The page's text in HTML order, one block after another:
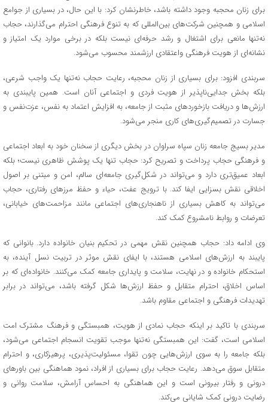
برای زنان محجبه وجود داشته باشد، خاطرنشان کرد: با این حال، در بسیاری از جوامع
اسلامی و همچنین شرکت‌های بین‌المللی که به تنوع فرهنگی احترام می‌گذارند، حجاب
نه‌تنها مانعی برای اشتغال و رشد حرفه‌ای نیست بلکه در برخی موارد یک امتیاز و
نشانه‌ای از هویت فرهنگی واعتقادی ارزشمند محسوب می‌شود.
سربندی افزود: برای بسیاری از زنان محجبه، رعایت حجاب نه‌تنها یک واجب شرعی،
بلکه بخش جدایی‌ناپذیر از هویت فردی و اجتماعی آنان است. همین پایبندی به
ارزش‌ها و دریافت بازخوردهای مثبت از جامعه، به افزایش اعتماد به نفس، عزت‌نفس و
جسارت در تصمیم‌گیری‌های کاری منجر می‌شود.
مدیر بسیج جامعه زنان سپاه سراوان در بخش دیگری از سخنان خود به ابعاد اجتماعی
و فرهنگی حجاب پرداخت و تصریح کرد: حجاب تنها یک پوشش ظاهری نیست؛ بلکه
ابعاد عمیق‌تری دارد و می‌تواند در شکل‌گیری جامعه‌ای سالم، امن و مبتنی بر اصول
اخلاقی نقش بسزایی ایفا کند. با ترویج عفت، حیاء و حفظ مرزهای رفتاری، حجاب
می‌تواند به کاهش بسیاری از ناهنجاری‌های اجتماعی مانند مزاحمت‌های خیابانی،
تعرضات و روابط نامشروع کمک کند.
وی ادامه داد: حجاب همچنین نقش مهمی در تحکیم بنیان خانواده دارد. بانوانی که
پایبند به ارزش‌های اسلامی هستند، با ایفای نقش موثر در تربیت نسل آینده، به
استحکام خانواده و در نهایت، سلامت و پایداری جامعه کمک می‌کنند. خانواده‌ای که بر
اساس اخلاق، احترام متقابل و حفظ ارزش‌ها شکل گرفته باشد، می‌تواند در برابر
تهدیدات فرهنگی و اجتماعی مقاوم باشد.
سربندی با تاکید بر اینکه حجاب نمادی از هویت، همبستگی و فرهنگ مشترک امت
اسلامی است، گفت: این همبستگی نه‌تنها موجب تقویت انسجام اجتماعی می‌شود،
بلکه جامعه را به سوی ارزش‌هایی چون تقوا، مسئولیت‌پذیری، پرهیزکاری، و احترام
متقابل سوق می‌دهد. رعایت حجاب برای بسیاری از افراد، نمود هماهنگی بین باورهای
درونی و رفتار بیرونی است و این هماهنگی به احساس آرامش، سلامت روانی و
رضایت درونی کمک شایانی می‌کند.